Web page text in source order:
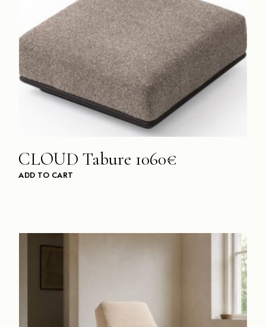
CLOUD Tabure 1060€
ADD TO CART